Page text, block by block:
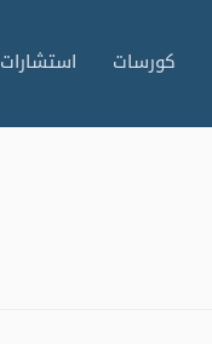
كورسات استشارات